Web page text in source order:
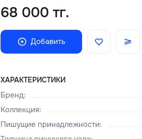
68 000 тг.
Добавить
ХАРАКТЕРИСТИКИ
Бренд:
Коллекция:
Пишущие принадлежности: